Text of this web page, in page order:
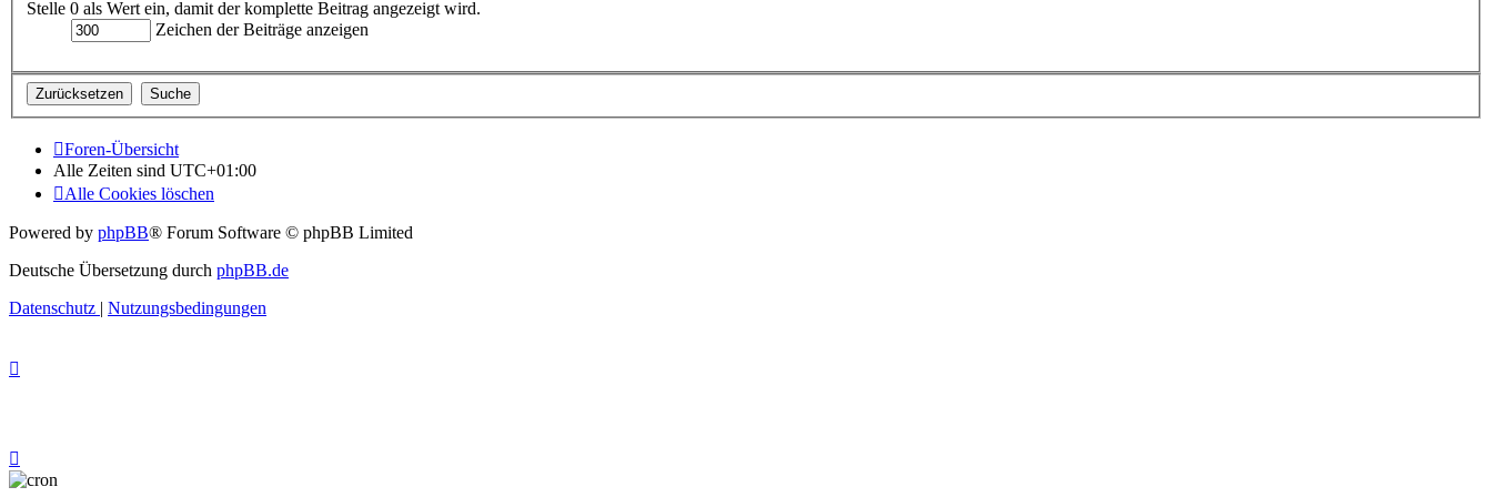
Stelle 0 als Wert ein, damit der komplette Beitrag angezeigt wird.
Zeichen der Beiträge anzeigen
Foren-Übersicht
Alle Zeiten sind UTC+01:00
Alle Cookies löschen
Powered by phpBB® Forum Software © phpBB Limited
Deutsche Übersetzung durch phpBB.de
Datenschutz | Nutzungsbedingungen